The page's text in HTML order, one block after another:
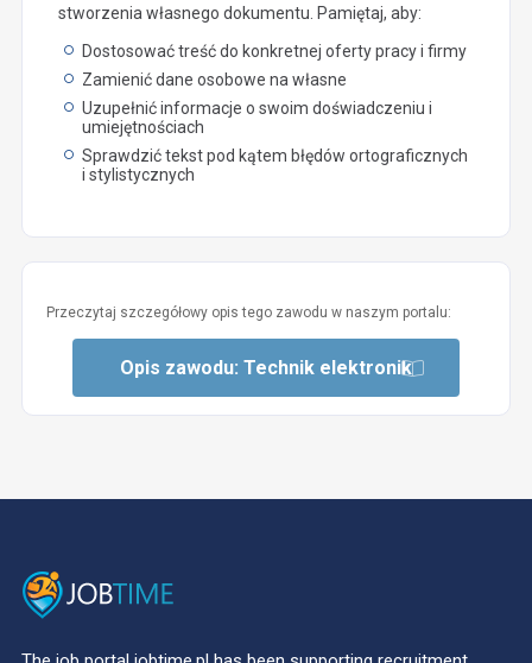
stworzenia własnego dokumentu. Pamiętaj, aby:
Dostosować treść do konkretnej oferty pracy i firmy
Zamienić dane osobowe na własne
Uzupełnić informacje o swoim doświadczeniu i
umiejętnościach
Sprawdzić tekst pod kątem błędów ortograficznych
i stylistycznych
Przeczytaj szczegółowy opis tego zawodu w naszym portalu:
Opis zawodu: Technik elektronik